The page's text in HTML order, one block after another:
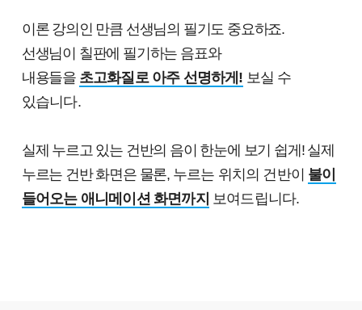
이론 강의인 만큼 선생님의 필기도 중요하죠.
선생님이 칠판에 필기하는 음표와
내용들을 초고화질로 아주 선명하게! 보실 수
있습니다.
실제 누르고 있는 건반의 음이 한눈에 보기 쉽게! 실제
누르는 건반 화면은 물론, 누르는 위치의 건반이 불이
들어오는 애니메이션 화면까지 보여드립니다.